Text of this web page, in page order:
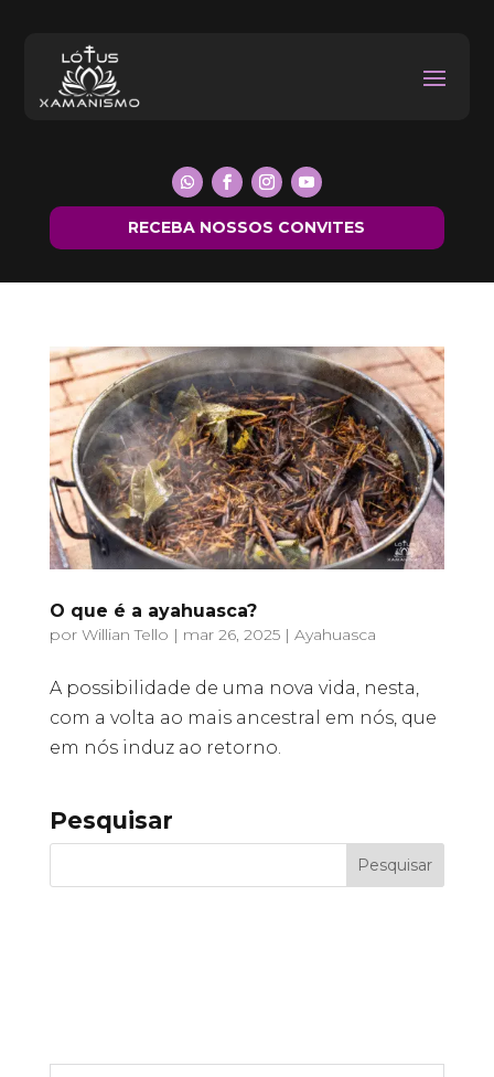
RECEBA NOSSOS CONVITES
O que é a ayahuasca?
por Willian Tello | mar 26, 2025| Ayahuasca
A possibilidade de uma nova vida, nesta,
com a volta ao mais ancestral em nós, que
em nós induz ao retorno.
Pesquisar